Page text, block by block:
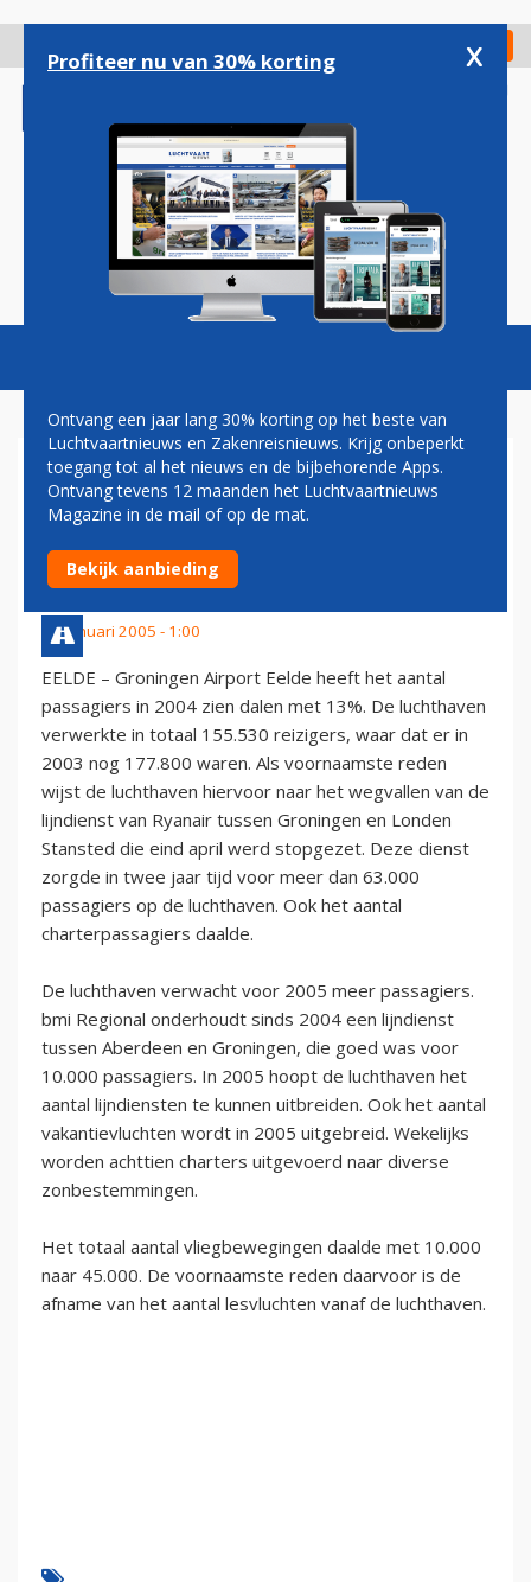
gaan
Check in
Magazine Podcasts Vacatures
WEGVALLEN RYANAIR ZORGT
VOOR MINDER PASSAGIERS
GRONINGEN AIRPORT
13 januari 2005 - 1:00
EELDE – Groningen Airport Eelde heeft het aantal
passagiers in 2004 zien dalen met 13%. De luchthaven
verwerkte in totaal 155.530 reizigers, waar dat er in
2003 nog 177.800 waren. Als voornaamste reden
wijst de luchthaven hiervoor naar het wegvallen van de
lijndienst van Ryanair tussen Groningen en Londen
Stansted die eind april werd stopgezet. Deze dienst
zorgde in twee jaar tijd voor meer dan 63.000
passagiers op de luchthaven. Ook het aantal
charterpassagiers daalde.
De luchthaven verwacht voor 2005 meer passagiers.
bmi Regional onderhoudt sinds 2004 een lijndienst
tussen Aberdeen en Groningen, die goed was voor
10.000 passagiers. In 2005 hoopt de luchthaven het
aantal lijndiensten te kunnen uitbreiden. Ook het aantal
vakantievluchten wordt in 2005 uitgebreid. Wekelijks
worden achttien charters uitgevoerd naar diverse
zonbestemmingen.
Het totaal aantal vliegbewegingen daalde met 10.000
naar 45.000. De voornaamste reden daarvoor is de
afname van het aantal lesvluchten vanaf de luchthaven.
Profiteer nu van 30% korting x
Ontvang een jaar lang 30% korting op het beste van
Luchtvaartnieuws en Zakenreisnieuws. Krijg onbeperkt
toegang tot al het nieuws en de bijbehorende Apps.
Ontvang tevens 12 maanden het Luchtvaartnieuws
Magazine in de mail of op de mat.
Bekijk aanbieding